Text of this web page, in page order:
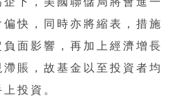
快，同時亦將縮表，措施
面影響，再加上經濟增長
賬，故基金以至投資者均
投資。